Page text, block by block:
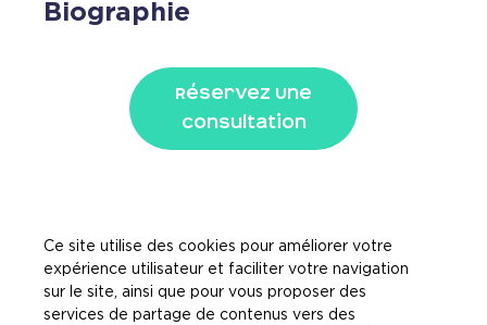
Biographie
Réservez Une
Consultation
Ce site utilise des cookies pour améliorer votre
expérience utilisateur et faciliter votre navigation
sur le site, ainsi que pour vous proposer des
services de partage de contenus vers des